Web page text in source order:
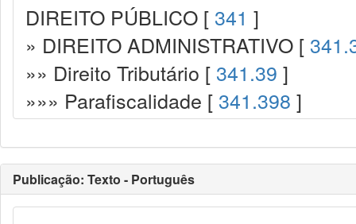
DIREITO PÚBLICO [ 341 ]
» DIREITO ADMINISTRATIVO [
»» Direito Tributário [ 341.39 ]
»»» Parafiscalidade [ 341.398 ]
Publicação: Texto - Português